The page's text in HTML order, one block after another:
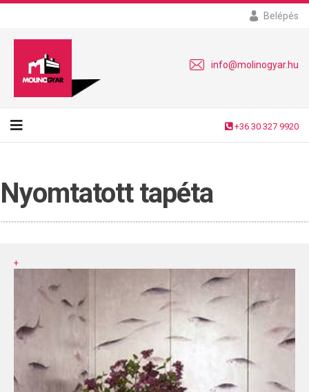
Belépés
info@molinogyar.hu
+36 30 327 9920
Nyomtatott tapéta
+